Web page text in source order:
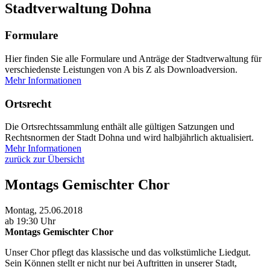
Stadtverwaltung Dohna
Formulare
Hier finden Sie alle Formulare und Anträge der Stadtverwaltung für
verschiedenste Leistungen von A bis Z als Downloadversion.
Mehr Informationen
Ortsrecht
Die Ortsrechtssammlung enthält alle gültigen Satzungen und
Rechtsnormen der Stadt Dohna und wird halbjährlich aktualisiert.
Mehr Informationen
zurück zur Übersicht
Montags Gemischter Chor
Montag, 25.06.2018
ab 19:30 Uhr
Montags Gemischter Chor
Unser Chor pflegt das klassische und das volkstümliche Liedgut.
Sein Können stellt er nicht nur bei Auftritten in unserer Stadt,